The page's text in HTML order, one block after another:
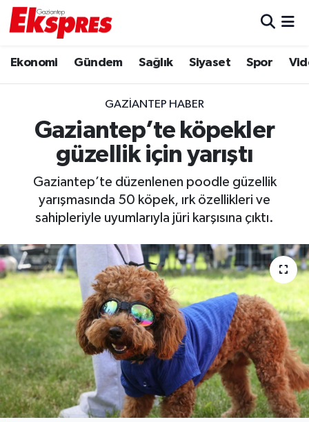
Ekonomi Gündem Sağlık Siyaset Spor
GAZIANTEP HABER
Gaziantep’te köpekler
güzellik için yarıştı
Gaziantep’te düzenlenen poodle güzellik
yarışmasında 50 köpek, ırk özellikleri ve
sahipleriyle uyumlarıyla jüri karşısına çıktı.
Ekonomi
Gaziantep son dakika
Genel
Haberler
Kültür Sanat
Magazin
Müzik
Piyasa
Resmi İlanlar
Trafik Durumu
Puan Durumu ve Fikstür
Tüm Manşetler
Son Dakika Haberleri
Haber Arşivi